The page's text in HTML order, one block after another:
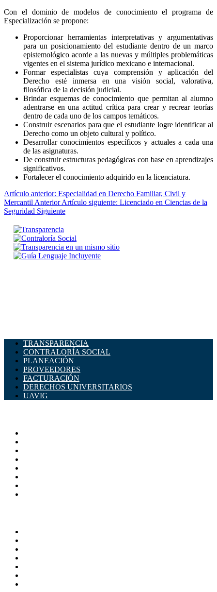
Con el dominio de modelos de conocimiento el programa de
Especialización se propone:
Proporcionar herramientas interpretativas y argumentativas
para un posicionamiento del estudiante dentro de un marco
epistemológico acorde a las nuevas y múltiples problemáticas
vigentes en el sistema jurídico mexicano e internacional.
Formar especialistas cuya comprensión y aplicación del
Derecho esté inmersa en una visión social, valorativa,
filosófica de la decisión judicial.
Brindar esquemas de conocimiento que permitan al alumno
adentrarse en una actitud crítica para crear y recrear teorías
dentro de cada uno de los campos temáticos.
Construir escenarios para que el estudiante logre identificar al
Derecho como un objeto cultural y político.
Desarrollar conocimientos específicos y actuales a cada una
de las asignaturas.
De construir estructuras pedagógicas con base en aprendizajes
significativos.
Fortalecer el conocimiento adquirido en la licenciatura.
Artículo anterior: Especialidad en Derecho Familiar, Civil y
Mercantil Anterior Artículo siguiente: Licenciado en Ciencias de la
Seguridad Siguiente
TRANSPARENCIA
CONTRALORÍA SOCIAL
PLANEACIÓN
PROVEEDORES
FACTURACIÓN
DERECHOS UNIVERSITARIOS
UAVIG